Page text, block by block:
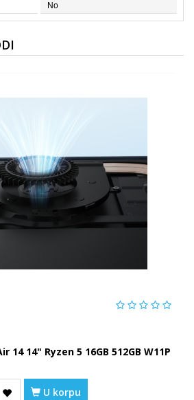
No
14 14" Ryzen 5 16GB 512GB W11P
U korpu